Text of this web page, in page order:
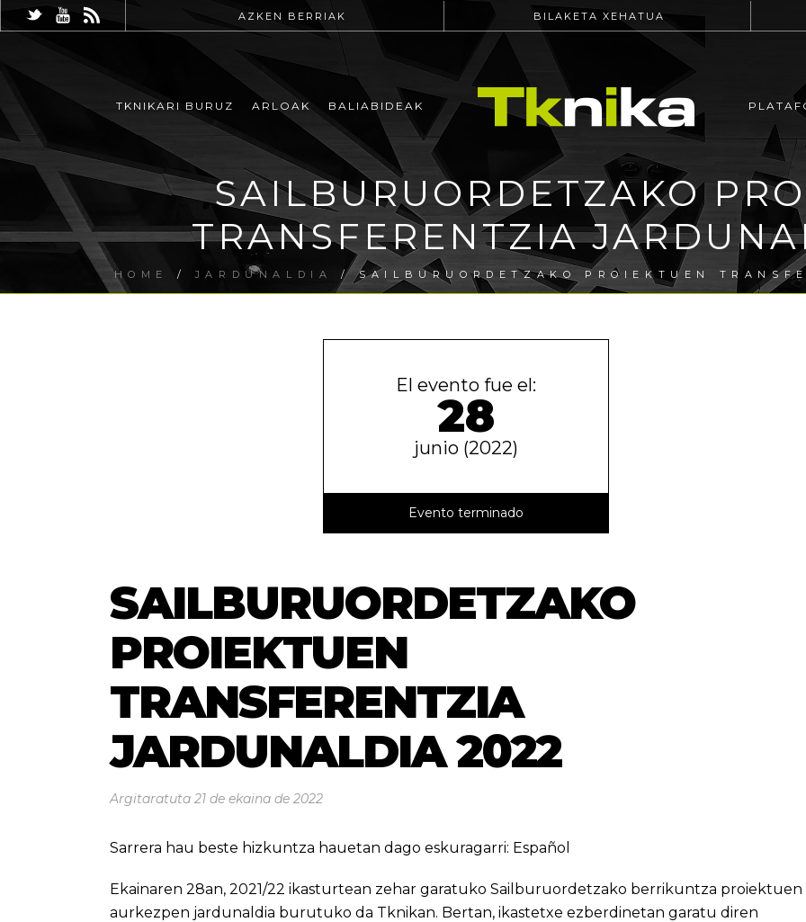
AZKEN BERRIAK BILAKETA XEHATUA
TKNIKARI BURUZ ARLOAK BALIABIDEAK
SAILBURUORDETZAKO
TRANSFERENTZIA
HOME /JARDUNALDIA / SAILBURUORDETZAKO PROIEKTUEN
El evento fue el:
28
junio (2022)
Evento terminado
SAILBURUORDETZAKO
PROIEKTUEN
TRANSFERENTZIA
JARDUNALDIA 2022
Argitaratuta 21 de ekaina de 2022
Sarrera hau beste hizkuntza hauetan dago eskuragarri: Español
Ekainaren 28an, 2021/22 ikasturtean zehar garatuko Sailburuordetzako berrikuntza proiektuen
aurkezpen jardunaldia burutuko da Tknikan. Bertan, ikastetxe ezberdinetan garatu diren